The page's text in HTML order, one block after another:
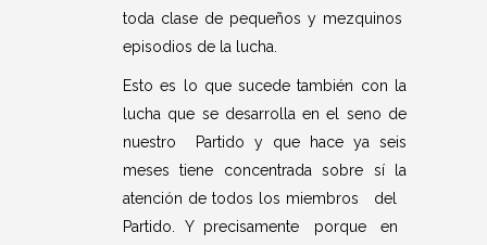
toda clase de pequeños y mezquinos
episodios de la lucha.
Esto es lo que sucede también con la
lucha que se desarrolla en el seno de
nuestro Partido y que hace ya seis
meses tiene concentrada sobre sí la
atención de todos los miembros del
Partido. Y precisamente porque en